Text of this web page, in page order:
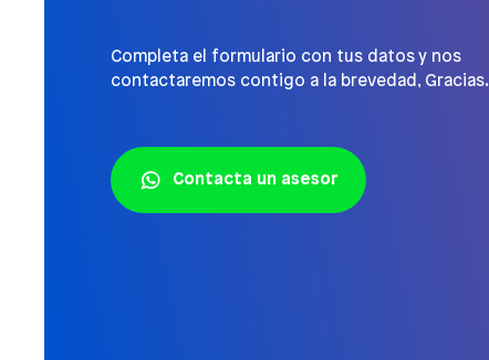
Completa el formulario con tus datos y nos
contactaremos contigo a la brevedad, Gracias.
Contacta un asesor